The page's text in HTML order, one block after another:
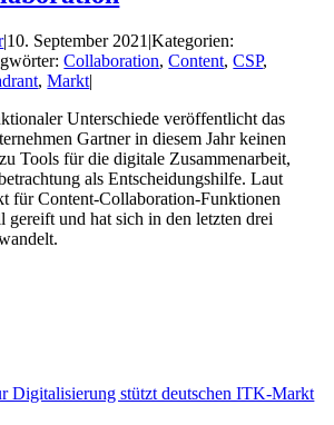
|10. September 2021|Kategorien:
Collaboration,Content,CSP,
,Markt|
Unterschiede veröffentlicht das
Gartner in diesem Jahr keinen
Tools für die digitale Zusammenarbeit,
als Entscheidungshilfe. Laut
für Content-Collaboration-Funktionen
gereift und hat sich in den letzten drei
Digitalisierung stützt deutschen ITK-Markt